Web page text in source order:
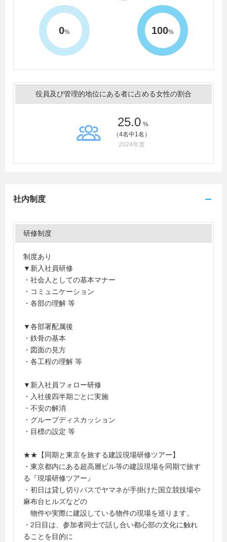
0% 100%
役員及び管理的地位にある者に占める女性の割合
25.0 %
（4名中1名）
2024年度
社内制度
研修制度
制度あり
▼新入社員研修
・社会人としての基本マナー
・コミュニケーション
・各部の理解 等
▼各部署配属後
・鉄骨の基本
・図面の見方
・各工程の理解 等
▼新入社員フォロー研修
・入社後四半期ごとに実施
・不安の解消
・グループディスカッション
・目標の設定 等
★★【同期と東京を旅する建設現場研修ツアー】
・東京都内にある超高層ビル等の建設現場を同期で旅す
る『現場研修ツアー』
・初日は貸し切りバスでヤマネが手掛けた国立競技場や
麻布台ヒルズなどの
物件や実際に建設している物件の現場を巡ります。
・2日目は、参加者同士で話し合い都心部の文化に触れ
ることを目的に